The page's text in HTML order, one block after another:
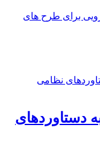
برای طرح های
دستاوردهای